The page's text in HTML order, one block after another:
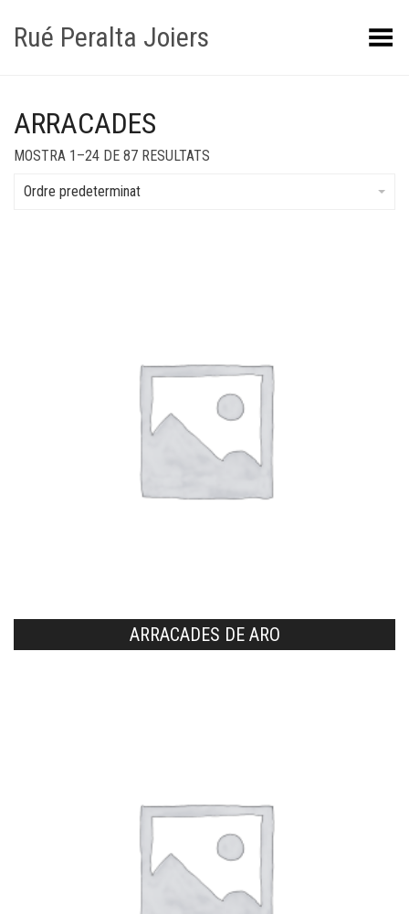
Rué Peralta Joiers Obrir/tancar el menú
ARRACADES
MOSTRA 1–24 DE 87 RESULTATS
Ordre predeterminat
ARRACADES DE ARO